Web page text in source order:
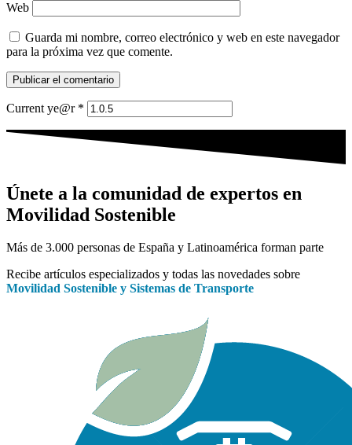
Web
Guarda mi nombre, correo electrónico y web en este navegador
para la próxima vez que comente.
Current ye@r *
Únete a la comunidad de expertos en
Movilidad Sostenible
Más de 3.000 personas de España y Latinoamérica forman parte
Recibe artículos especializados y todas las novedades sobre
Movilidad Sostenible y Sistemas de Transporte